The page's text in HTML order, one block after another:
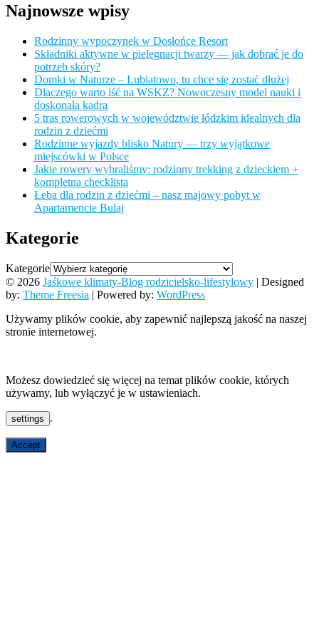
Najnowsze wpisy
Rodzinny wypoczynek w Dosłońce Resort
Składniki aktywne w pielęgnacji twarzy — jak dobrać je do
potrzeb skóry?
Domki w Naturze – Lubiatowo, tu chce się zostać dłużej
Dlaczego warto iść na WSKZ? Nowoczesny model nauki i
doskonała kadra
5 tras rowerowych w województwie łódzkim idealnych dla
rodzin z dziećmi
Rodzinne wyjazdy blisko Natury — trzy wyjątkowe
miejscówki w Polsce
Jakie rowery wybraliśmy: rodzinny trekking z dzieckiem +
kompletna checklista
Łeba dla rodzin z dziećmi – nasz majowy pobyt w
Apartamencie Bulaj
Kategorie
Kategorie
© 2026 Jaśkowe klimaty-Blog rodzicielsko-lifestylowy | Designed
by: Theme Freesia | Powered by: WordPress
Używamy plików cookie, aby zapewnić najlepszą jakość na naszej
stronie internetowej.
Możesz dowiedzieć się więcej na temat plików cookie, których
używamy, lub wyłączyć je w ustawieniach.
settings .
Accept